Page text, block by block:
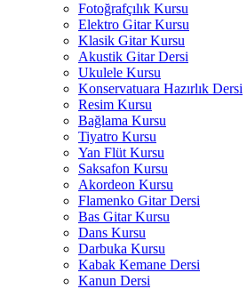
Fotoğrafçılık Kursu
Elektro Gitar Kursu
Klasik Gitar Kursu
Akustik Gitar Dersi
Ukulele Kursu
Konservatuara Hazırlık Dersi
Resim Kursu
Bağlama Kursu
Tiyatro Kursu
Yan Flüt Kursu
Saksafon Kursu
Akordeon Kursu
Flamenko Gitar Dersi
Bas Gitar Kursu
Dans Kursu
Darbuka Kursu
Kabak Kemane Dersi
Kanun Dersi